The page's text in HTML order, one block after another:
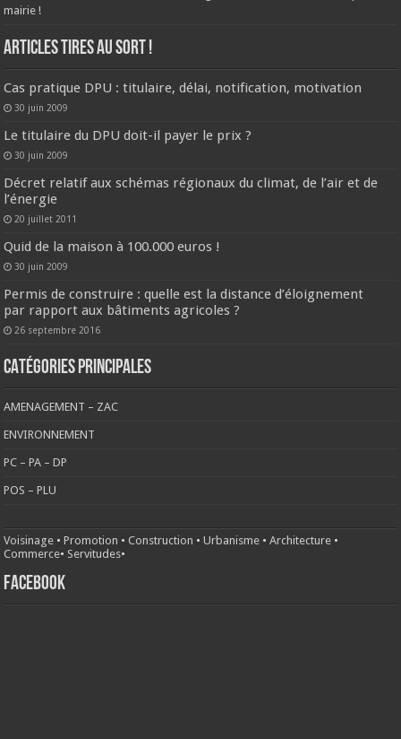
mairie !
ARTICLES TIRES AU SORT !
Cas pratique DPU : titulaire, délai, notification, motivation
30 juin 2009
Le titulaire du DPU doit-il payer le prix ?
30 juin 2009
Décret relatif aux schémas régionaux du climat, de l’air et de
l’énergie
20 juillet 2011
Quid de la maison à 100.000 euros !
30 juin 2009
Permis de construire : quelle est la distance d’éloignement
par rapport aux bâtiments agricoles ?
26 septembre 2016
CATÉGORIES PRINCIPALES
AMENAGEMENT – ZAC
ENVIRONNEMENT
PC – PA – DP
POS – PLU
Voisinage •Promotion •Construction •Urbanisme •Architecture •
Commerce• Servitudes•
FACEBOOK